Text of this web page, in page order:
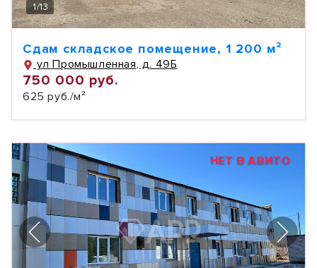
1/13
Сдам складское помещение, 1 200 м²
ул Промышленная, д. 49Б
750 000 руб.
625 руб./м²
НЕТ В АВИТО